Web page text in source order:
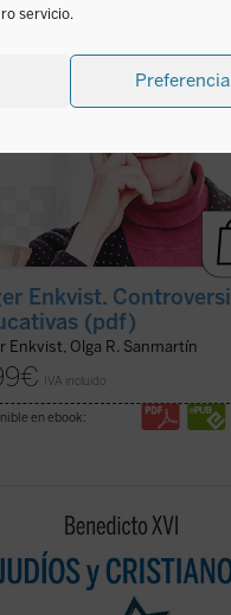
servicio.
Enkvist.
(pdf)
Enkvist, Olga R. Sanmartín
€ IVA incluido
en ebook:
protagonistas de este libro son un
como un eco de un mundo
y un joven rabino que vive en
cada vez más secular y